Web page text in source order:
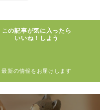
この記事が気に入ったら
いいね！しよう
最新の情報をお届けします